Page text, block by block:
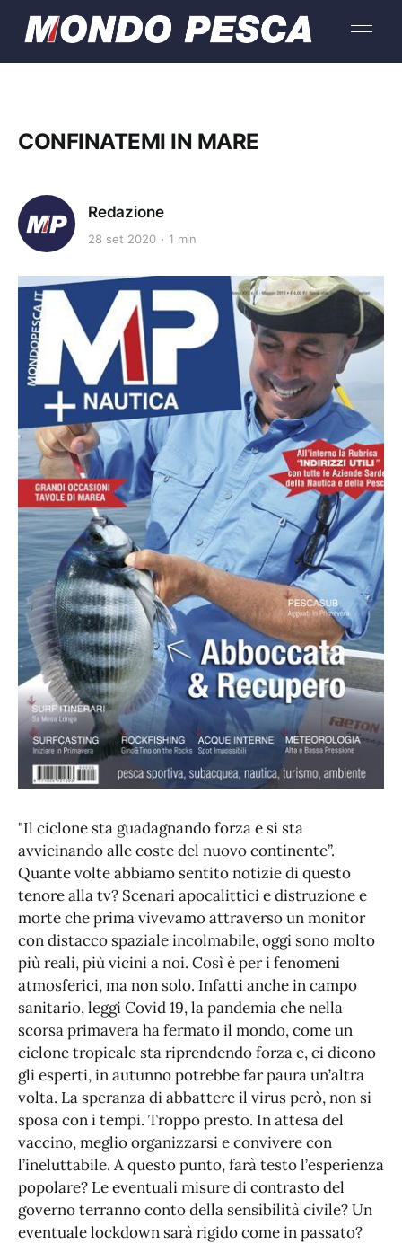
CONFINATEMI IN MARE
Redazione
28 set 2020 1 min
"Il ciclone sta guadagnando forza e si sta
avvicinando alle coste del nuovo continente”.
Quante volte abbiamo sentito notizie di questo
tenore alla tv? Scenari apocalittici e distruzione e
morte che prima vivevamo attraverso un monitor
con distacco spaziale incolmabile, oggi sono molto
più reali, più vicini a noi. Così è per i fenomeni
atmosferici, ma non solo. Infatti anche in campo
sanitario, leggi Covid 19, la pandemia che nella
scorsa primavera ha fermato il mondo, come un
ciclone tropicale sta riprendendo forza e, ci dicono
gli esperti, in autunno potrebbe far paura un’altra
volta. La speranza di abbattere il virus però, non si
sposa con i tempi. Troppo presto. In attesa del
vaccino, meglio organizzarsi e convivere con
l’ineluttabile. A questo punto, farà testo l’esperienza
popolare? Le eventuali misure di contrasto del
governo terranno conto della sensibilità civile? Un
eventuale lockdown sarà rigido come in passato?